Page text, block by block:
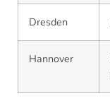
Dresden
Hannover